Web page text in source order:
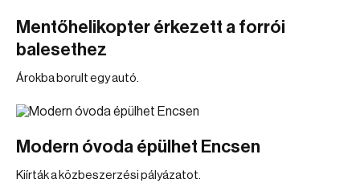
Mentőhelikopter érkezett a forrói
balesethez
Árokba borult egy autó.
Modern óvoda épülhet Encsen
Kiírták a közbeszerzési pályázatot.